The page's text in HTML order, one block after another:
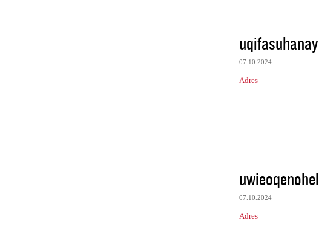
uqifasuhanay
07.10.2024
Adres
uwieoqenohel
07.10.2024
Adres